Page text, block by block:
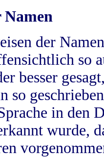
Namen
der
so
besser
so
in
wurde,